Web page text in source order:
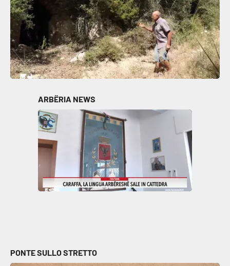
ARBËRIA NEWS
PONTE SULLO STRETTO